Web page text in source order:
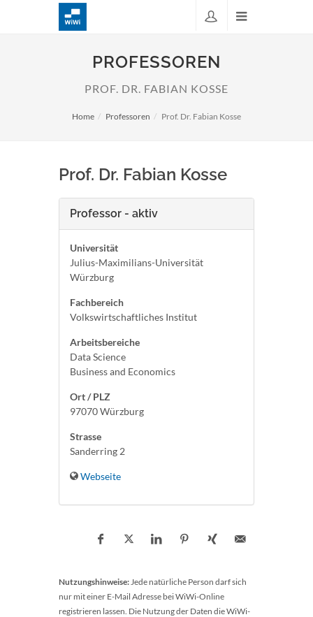
PROFESSOREN
PROF. DR. FABIAN KOSSE
Home Professoren Prof. Dr. Fabian Kosse
Prof. Dr. Fabian Kosse
Professor - aktiv
Universität
Julius-Maximilians-Universität
Würzburg
Fachbereich
Volkswirtschaftliches Institut
Arbeitsbereiche
Data Science
Business and Economics
Ort / PLZ
97070 Würzburg
Strasse
Sanderring 2
Webseite
Nutzungshinweise:Jede natürliche Person darf sich
nur mit einer E-Mail Adresse bei WiWi-Online
registrieren lassen. Die Nutzung der Daten die WiWi-